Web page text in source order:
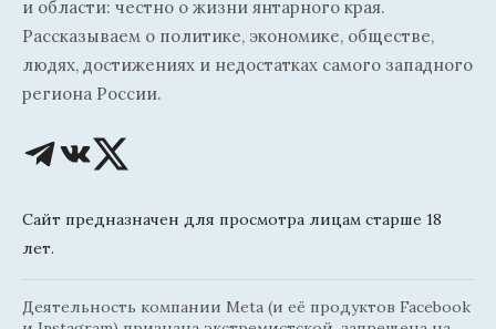
и области: честно о жизни янтарного края.
Рассказываем о политике, экономике, обществе,
людях, достижениях и недостатках самого западного
региона России.
Сайт предназначен для просмотра лицам старше 18
лет.
Деятельность компании Meta (и её продуктов Facebook